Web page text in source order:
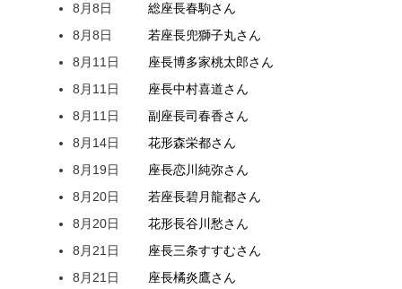
8月8日
総座長春駒さん
8月8日
若座長兜獅子丸さん
8月11日
座長博多家桃太郎さん
8月11日
座長中村喜道さん
8月11日
副座長司春香さん
8月14日
花形森栄都さん
8月19日
座長恋川純弥さん
8月20日
若座長碧月龍都さん
8月20日
花形長谷川愁さん
8月21日
座長三条すすむさん
8月21日
座長橘炎鷹さん